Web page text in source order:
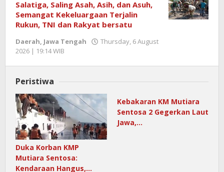
Salatiga, Saling Asah, Asih, dan Asuh,
Semangat Kekeluargaan Terjalin
Rukun, TNI dan Rakyat bersatu
Daerah, Jawa Tengah
Thursday, 6 August
2026 | 19:14 WIB
Peristiwa
Duka Korban KMP
Mutiara Sentosa:
Kendaraan Hangus,…
Kebakaran KM Mutiara
Sentosa 2 Gegerkan Laut
Jawa,…